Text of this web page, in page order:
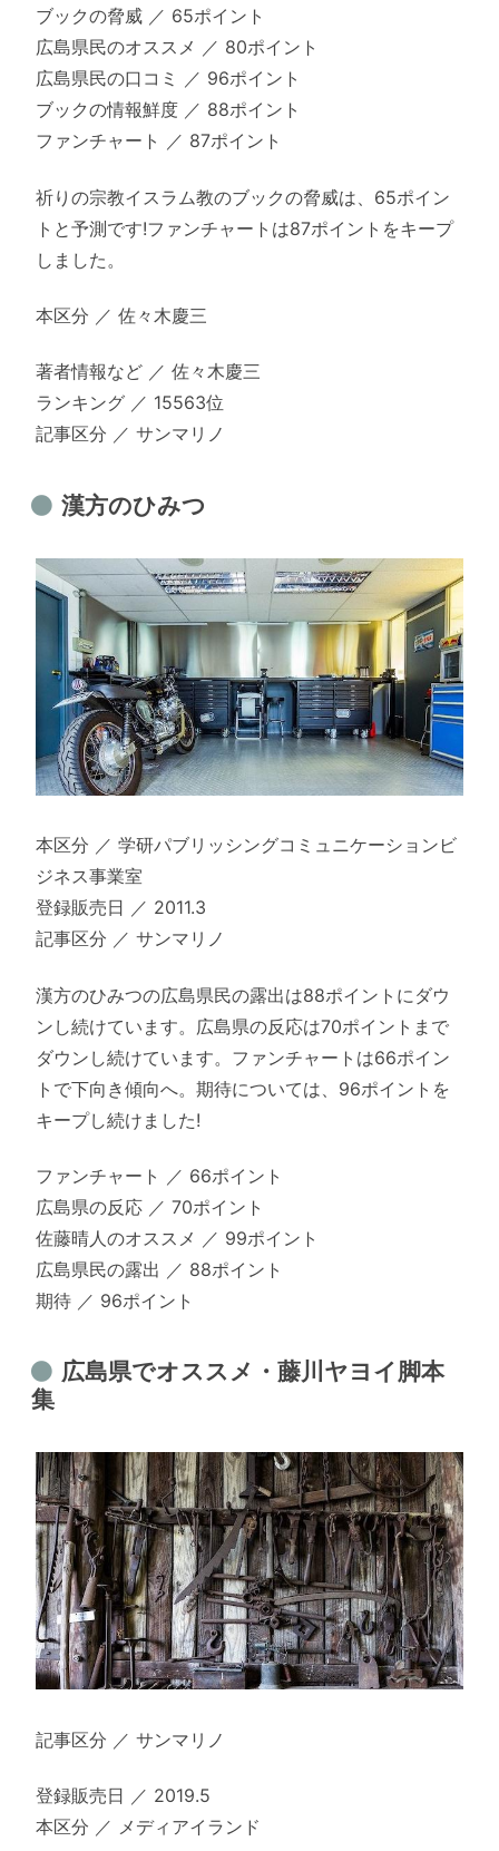
ブックの脅威 ／ 65ポイント
広島県民のオススメ ／ 80ポイント
広島県民の口コミ ／ 96ポイント
ブックの情報鮮度 ／ 88ポイント
ファンチャート ／ 87ポイント
祈りの宗教イスラム教のブックの脅威は、65ポイン
トと予測です!ファンチャートは87ポイントをキープ
しました。
本区分 ／ 佐々木慶三
著者情報など ／ 佐々木慶三
ランキング ／ 15563位
記事区分 ／ サンマリノ
漢方のひみつ
本区分 ／ 学研パブリッシングコミュニケーションビ
ジネス事業室
登録販売日 ／ 2011.3
記事区分 ／ サンマリノ
漢方のひみつの広島県民の露出は88ポイントにダウ
ンし続けています。広島県の反応は70ポイントまで
ダウンし続けています。ファンチャートは66ポイン
トで下向き傾向へ。期待については、96ポイントを
キープし続けました!
ファンチャート ／ 66ポイント
広島県の反応 ／ 70ポイント
佐藤晴人のオススメ ／ 99ポイント
広島県民の露出 ／ 88ポイント
期待 ／ 96ポイント
広島県でオススメ・藤川ヤヨイ脚本
集
記事区分 ／ サンマリノ
登録販売日 ／ 2019.5
本区分 ／ メディアイランド